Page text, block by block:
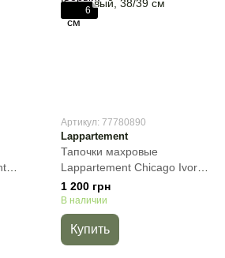
6
Артикул: 77780890
Lappartement
Тапочки махровые
Lappartement Chicago Ivory,
Кремовый, 38/39 см
1 200 грн
В наличии
Купить